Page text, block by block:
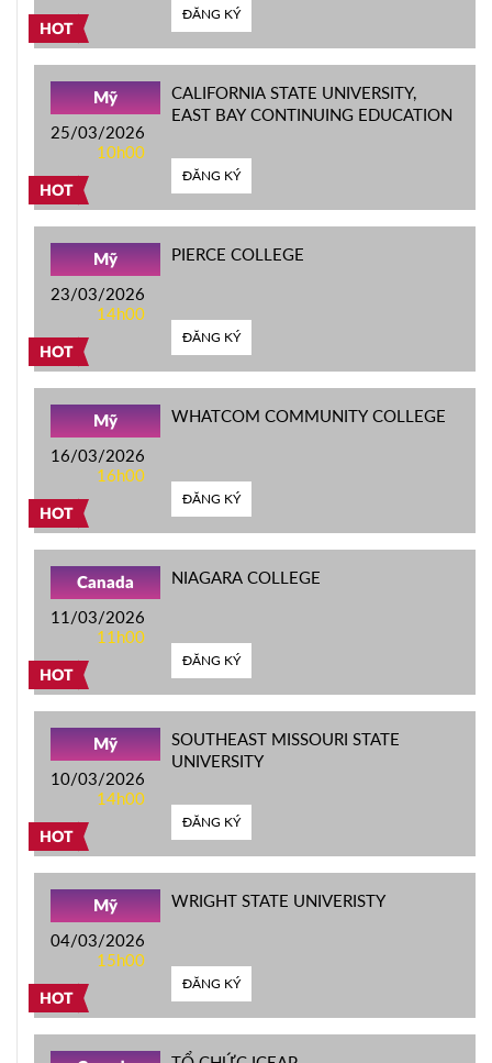
HOT
ĐĂNG KÝ
HOT
Mỹ
25/03/2026
10h00
CALIFORNIA STATE UNIVERSITY,
EAST BAY CONTINUING EDUCATION
ĐĂNG KÝ
HOT
Mỹ
23/03/2026
14h00
PIERCE COLLEGE
ĐĂNG KÝ
HOT
Mỹ
16/03/2026
16h00
WHATCOM COMMUNITY COLLEGE
ĐĂNG KÝ
HOT
Canada
11/03/2026
11h00
NIAGARA COLLEGE
ĐĂNG KÝ
HOT
Mỹ
10/03/2026
14h00
SOUTHEAST MISSOURI STATE
UNIVERSITY
ĐĂNG KÝ
HOT
Mỹ
04/03/2026
15h00
WRIGHT STATE UNIVERISTY
ĐĂNG KÝ